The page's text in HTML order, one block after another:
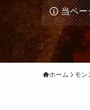
当ペー
ホーム モン